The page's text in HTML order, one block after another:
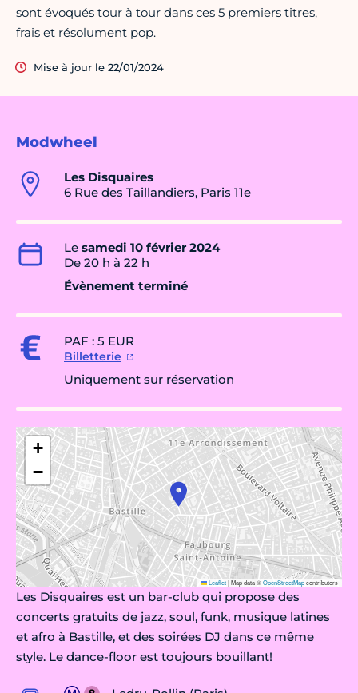
Modwheel
Les Disquaires
6 Rue des Taillandiers, Paris 11e
Le samedi 10 février 2024
De 20 h à 22 h
Évènement terminé
PAF : 5 EUR
Billetterie
Uniquement sur réservation
+
−
Leaflet|Map data ©OpenStreetMapcontributors
Les Disquaires est un bar-club qui propose des
concerts gratuits de jazz, soul, funk, musique latines
et afro à Bastille, et des soirées DJ dans ce même
style. Le dance-floor est toujours bouillant!
sont évoqués tour à tour dans ces 5 premiers titres,
frais et résolument pop.
Mise à jour le 22/01/2024